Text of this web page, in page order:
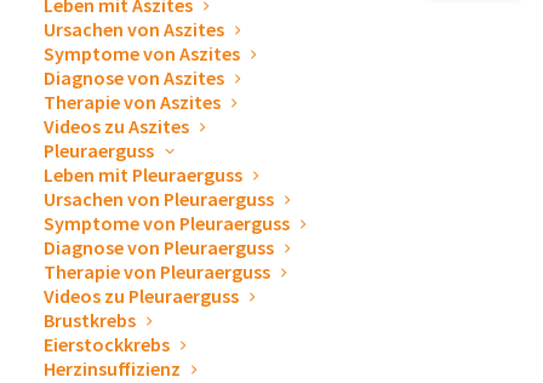
Leben mit Aszites
Ursachen von Aszites
Symptome von Aszites
Diagnose von Aszites
Therapie von Aszites
Videos zu Aszites
Pleuraerguss
Leben mit Pleuraerguss
Ursachen von Pleuraerguss
Symptome von Pleuraerguss
Diagnose von Pleuraerguss
Therapie von Pleuraerguss
Videos zu Pleuraerguss
Brustkrebs
Eierstockkrebs
Herzinsuffizienz
Veranstaltungen &
Termine
Gerne beantworten wir Ihre Fragen zum Thema
Drainage von Pleuraergüssen und Aszites,
unseren Drainagesystemen sowie ewimed als
Medizintechnikunternehmen auch an unseren